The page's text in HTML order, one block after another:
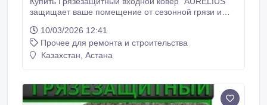
защищает ваше помещение от сезонной грязи и
влаговпитывающим грязезащитным ковром и
удерживает воду и грязь. Наш входной ковер на
резиновой основе “AURELIUS” не скользит на
10/03/2026 12:41
Прочее для ремонта и строительства
Казахстан, Астана